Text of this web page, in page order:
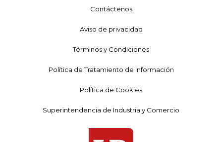
Contáctenos
Aviso de privacidad
Términos y Condiciones
Política de Tratamiento de Información
Política de Cookies
Superintendencia de Industria y Comercio